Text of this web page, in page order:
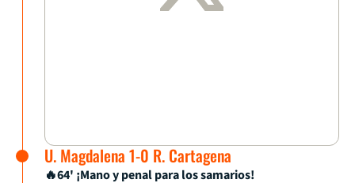
U. Magdalena 1-0 R. Cartagena
🔥64' ¡Mano y penal para los samarios!